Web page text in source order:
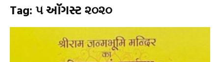
Tag: ૫ ઑગસ્ટ ૨૦૨૦